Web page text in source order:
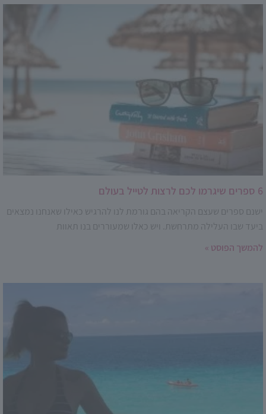
6 ספרים שיגרמו לכם לרצות לטייל בעולם
ישנם ספרים שעצם הקריאה בהם גורמת לנו להרגיש כאילו שאנחנו נמצאים
ביעד שבו העלילה מתרחשת. ויש כאלו שמעוררים בנו תאוות
להמשך הפוסט »